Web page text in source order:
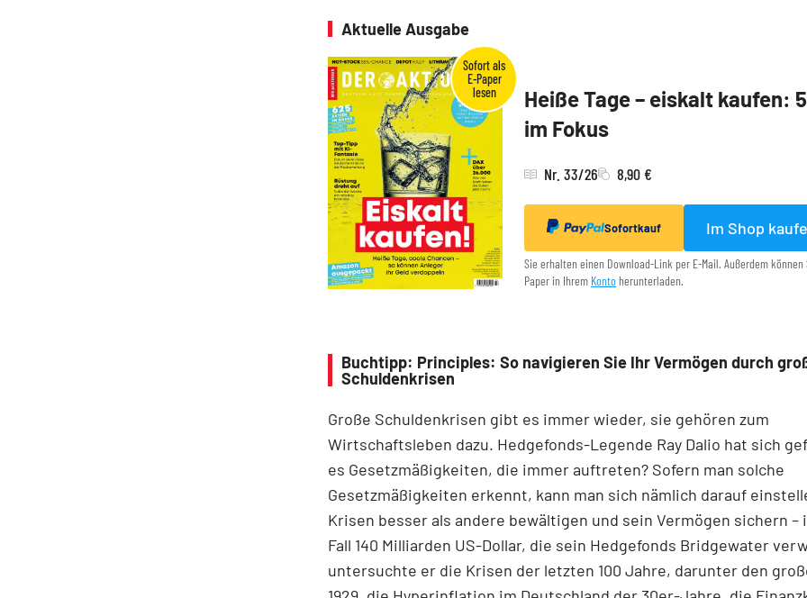
Aktuelle Ausgabe
Heiße Tage – eiskalt kaufen:
im Fokus
Nr. 33/26 8,90 €
Sofortkauf Im Shop
Sie erhalten einen Download-Link per E-Mail. Außerdem
Paper in Ihrem Konto herunterladen.
Buchtipp: Principles: So navigieren Sie Ihr Vermögen durch
Schuldenkrisen
Große Schuldenkrisen gibt es immer wieder, sie gehören zum
Wirtschaftsleben dazu. Hedgefonds-Legende Ray Dalio hat sich
es Gesetzmäßigkeiten, die immer auftreten? Sofern man solche
Gesetzmäßigkeiten erkennt, kann man sich nämlich darauf
Krisen besser als andere bewältigen und sein Vermögen sichern –
Fall 140 Milliarden US-Dollar, die sein Hedgefonds Bridgewater
untersuchte er die Krisen der letzten 100 Jahre, darunter den